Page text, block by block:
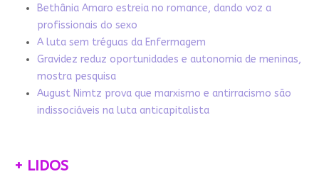
Bethânia Amaro estreia no romance, dando voz a
profissionais do sexo
A luta sem tréguas da Enfermagem
Gravidez reduz oportunidades e autonomia de meninas,
mostra pesquisa
August Nimtz prova que marxismo e antirracismo são
indissociáveis na luta anticapitalista
+ LIDOS